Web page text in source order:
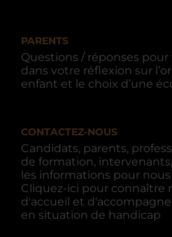
PARENTS
Questions / réponses
dans votre réflexion sur
enfant et le choix d’une
CONTACTEZ-NOUS
Candidats, parents,
de formation,
les informations pour
Cliquez-ici pour connaître
d'accueil et
en situation de handicap